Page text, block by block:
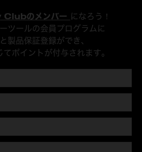
のメンバー になろう！
ツールの会員プログラムに
製品保証登録ができ、
ポイントが付与されます。